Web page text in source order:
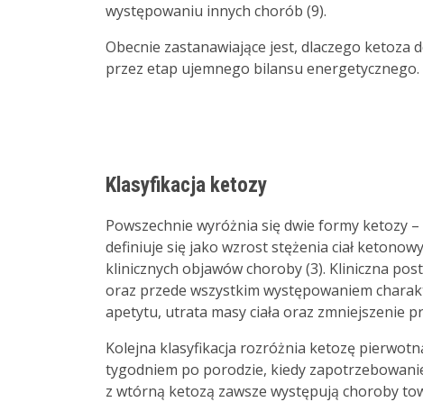
występowaniu innych chorób (9).
Obecnie zastanawiające jest, dlaczego
przez etap ujemnego bilansu energetycznego.
Klasyfikacja ketozy
Powszechnie wyróżnia się dwie formy ketozy
definiuje się jako wzrost stężenia ciał
klinicznych objawów choroby (3). Kliniczna
oraz przede wszystkim występowaniem
apetytu, utrata masy ciała oraz zmniejszenie
Kolejna klasyfikacja rozróżnia ketozę
tygodniem po porodzie, kiedy
z wtórną ketozą zawsze występują choroby